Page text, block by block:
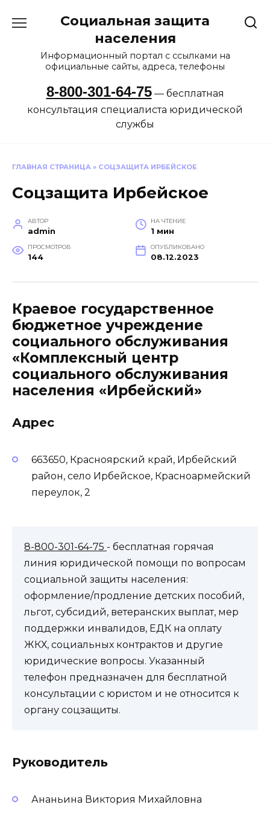
Социальная защита
населения
Информационный портал с ссылками на
официальные сайты, адреса, телефоны
8-800-301-64-75— бесплатная
консультация специалиста юридической
службы
ГЛАВНАЯ СТРАНИЦА » СОЦЗАЩИТА ИРБЕЙСКОЕ
Соцзащита Ирбейское
АВТОР
admin
НА ЧТЕНИЕ
1 мин
ПРОСМОТРОВ
144
ОПУБЛИКОВАНО
08.12.2023
Краевое государственное
бюджетное учреждение
социального обслуживания
«Комплексный центр
социального обслуживания
населения «Ирбейский»
Адрес
663650, Красноярский край, Ирбейский
район, село Ирбейское, Красноармейский
переулок, 2
8-800-301-64-75 - бесплатная горячая
линия юридической помощи по вопросам
социальной защиты населения:
оформление/продление детских пособий,
льгот, субсидий, ветеранских выплат, мер
поддержки инвалидов, ЕДК на оплату
ЖКХ, социальных контрактов и другие
юридические вопросы. Указанный
телефон предназначен для бесплатной
консультации с юристом и не относится к
органу соцзащиты.
Руководитель
Ананьина Виктория Михайловна